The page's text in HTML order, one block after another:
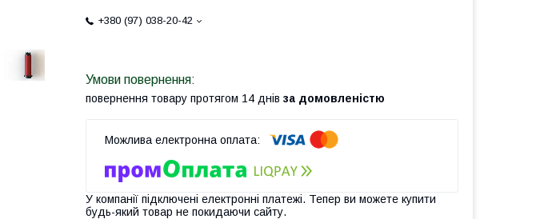
+380 (97) 038-20-42
повернення товару протягом 14 днів за домовленістю
У компанії підключені електронні платежі. Тепер ви можете купити
будь-який товар не покидаючи сайту.